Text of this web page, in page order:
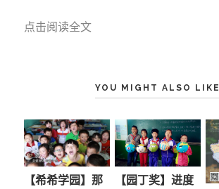
点击阅读全文
YOU MIGHT ALSO LIKE
【希希学园】那
【园丁奖】进度